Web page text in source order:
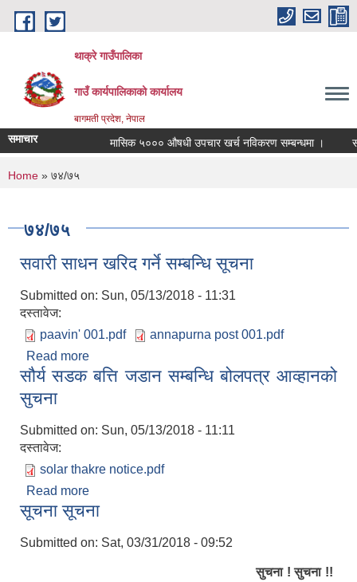
Skip to main content
थाक्रे गाउँपालिका
गाउँ कार्यपालिकाको कार्यालय
बागमती प्रदेश, नेपाल
समाचार मासिक ५००० औषधी उपचार खर्च नविकरण सम्बन्धमा ।
You are here
Home » ७४/७५
७४/७५
सवारी साधन खरिद गर्ने सम्बन्धि सूचना
Submitted on: Sun, 05/13/2018 - 11:31
दस्तावेज:
paavin' 001.pdf
annapurna post 001.pdf
Read more
सौर्य सडक बत्ति जडान सम्बन्धि बोलपत्र आव्हानको
सुचना
Submitted on: Sun, 05/13/2018 - 11:11
दस्तावेज:
solar thakre notice.pdf
Read more
सुचना
सूचना सूचना
Submitted on: Sat, 03/31/2018 - 09:52
सुचना ! सुचना !!